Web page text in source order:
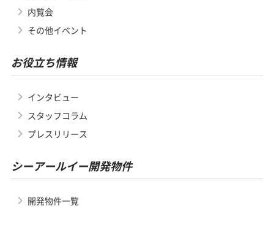
内覧会
その他イベント
お役立ち情報
インタビュー
スタッフコラム
プレスリリース
シーアールイー開発物件
開発物件一覧